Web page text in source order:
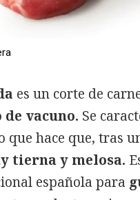
es un corte de
de vacuno. Se
que hace que, tras
tierna y melosa.
española para